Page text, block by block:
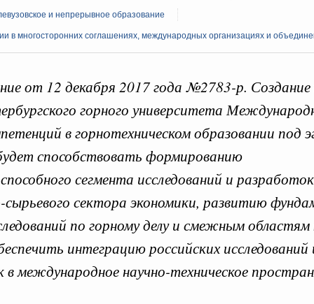
и непрерывное образование
в многосторонних соглашениях, международных организациях и
от 12 декабря 2017 года №2783-р. Создание
горного университета
в горнотехническом образовании под
способствовать формированию
сегмента исследований и
сырьевого сектора экономики, развитию
по горному делу и смежным областям
интеграцию российских исследований
в международное научно-техническое
к ним Поиск по всем
по всем документам"
четверг
стратегической сессии о
научно-технологическим развитием
среда
и поддержки занятости
итогам стратегической сессии,
труда
ПН
3